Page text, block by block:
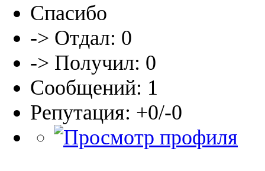
Спасибо
-> Отдал: 0
-> Получил: 0
Сообщений: 1
Репутация: +0/-0